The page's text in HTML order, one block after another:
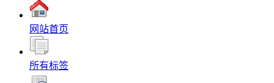
网站首页
所有标签